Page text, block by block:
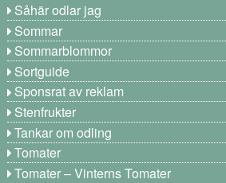
Såhär odlar jag
Sommar
Sommarblommor
Sortguide
Sponsrat av reklam
Stenfrukter
Tankar om odling
Tomater
Tomater – Vinterns Tomater